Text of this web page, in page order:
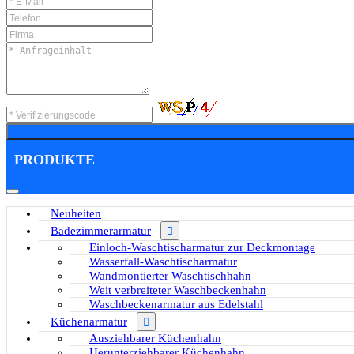
PRODUKTE
Neuheiten
Badezimmerarmatur
Einloch-Waschtischarmatur zur Deckmontage
Wasserfall-Waschtischarmatur
Wandmontierter Waschtischhahn
Weit verbreiteter Waschbeckenhahn
Waschbeckenarmatur aus Edelstahl
Küchenarmatur
Ausziehbarer Küchenhahn